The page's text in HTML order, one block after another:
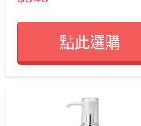
點此選購